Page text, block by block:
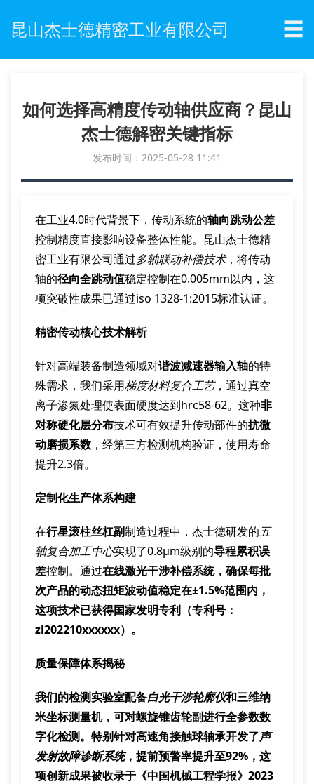
昆山杰士德精密工业有限公司 ☰
如何选择高精度传动轴供应商？昆山
杰士德解密关键指标
发布时间：2025-05-28 11:41
在工业4.0时代背景下，传动系统的轴向跳动公差
控制精度直接影响设备整体性能。昆山杰士德精
密工业有限公司通过多轴联动补偿技术，将传动
轴的径向全跳动值稳定控制在0.005mm以内，这
项突破性成果已通过iso 1328-1:2015标准认证。
精密传动核心技术解析
针对高端装备制造领域对谐波减速器输入轴的特
殊需求，我们采用梯度材料复合工艺，通过真空
离子渗氮处理使表面硬度达到hrc58-62。这种非
对称硬化层分布技术可有效提升传动部件的抗微
动磨损系数 ，经第三方检测机构验证，使用寿命
提升2.3倍。
定制化生产体系构建
在行星滚柱丝杠副制造过程中，杰士德研发的五
轴复合加工中心实现了0.8μm级别的导程累积误
差控制。通过在线激光干涉补偿系统，确保每批
次产品的动态扭矩波动值稳定在±1.5%范围内，
这项技术已获得国家发明专利（专利号：
zl202210xxxxxx）。
质量保障体系揭秘
我们的检测实验室配备白光干涉轮廓仪和三维纳
米坐标测量机，可对螺旋锥齿轮副进行全参数数
字化检测。特别针对高速角接触球轴承开发了声
发射故障诊断系统，提前预警率提升至92%，这
项创新成果被收录于《中国机械工程学报》2023